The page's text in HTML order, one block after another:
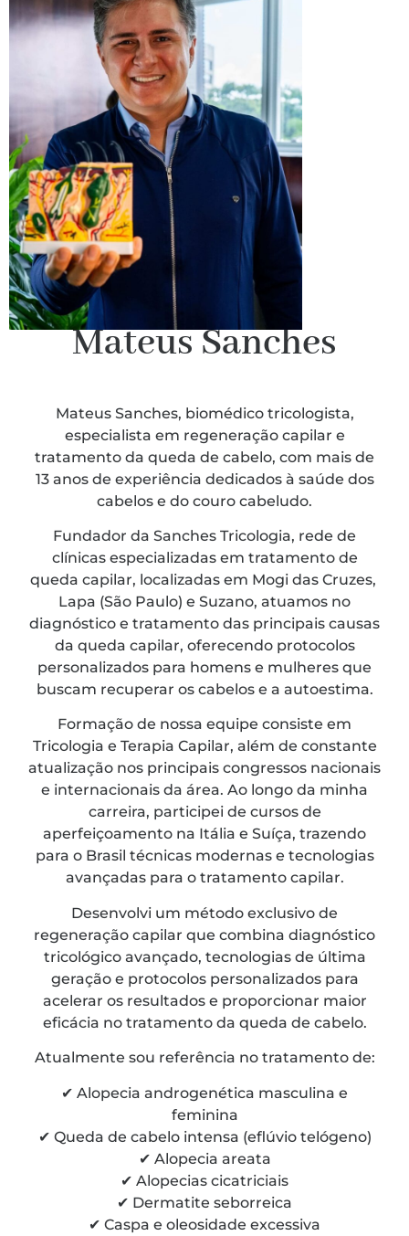
Mateus Sanches
Mateus Sanches, biomédico tricologista,
especialista em regeneração capilar e
tratamento da queda de cabelo, com mais de
13 anos de experiência dedicados à saúde dos
cabelos e do couro cabeludo.
Fundador da Sanches Tricologia, rede de
clínicas especializadas em tratamento de
queda capilar, localizadas em Mogi das Cruzes,
Lapa (São Paulo) e Suzano, atuamos no
diagnóstico e tratamento das principais causas
da queda capilar, oferecendo protocolos
personalizados para homens e mulheres que
buscam recuperar os cabelos e a autoestima.
Formação de nossa equipe consiste em
Tricologia e Terapia Capilar, além de constante
atualização nos principais congressos nacionais
e internacionais da área. Ao longo da minha
carreira, participei de cursos de
aperfeiçoamento na Itália e Suíça, trazendo
para o Brasil técnicas modernas e tecnologias
avançadas para o tratamento capilar.
Desenvolvi um método exclusivo de
regeneração capilar que combina diagnóstico
tricológico avançado, tecnologias de última
geração e protocolos personalizados para
acelerar os resultados e proporcionar maior
eficácia no tratamento da queda de cabelo.
Atualmente sou referência no tratamento de:
✔ Alopecia androgenética masculina e
feminina
✔ Queda de cabelo intensa (eflúvio telógeno)
✔ Alopecia areata
✔ Alopecias cicatriciais
✔ Dermatite seborreica
✔ Caspa e oleosidade excessiva